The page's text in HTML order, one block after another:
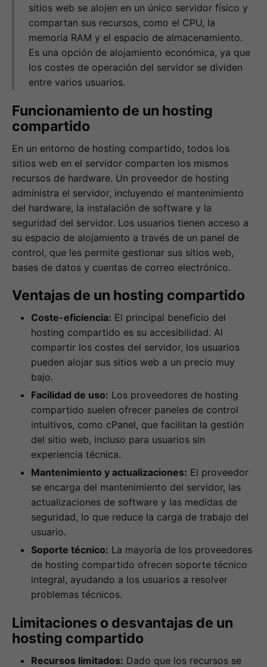
sitios web se alojen en un único servidor físico y
compartan sus recursos, como el CPU, la
memoria RAM y el espacio de almacenamiento.
Es una opción de alojamiento económica, ya que
los costes de operación del servidor se dividen
entre varios usuarios.
Funcionamiento de un hosting
compartido
En un entorno de hosting compartido, todos los
sitios web en el servidor comparten los mismos
recursos de hardware. Un proveedor de hosting
administra el servidor, incluyendo el mantenimiento
del hardware, la instalación de software y la
seguridad del servidor. Los usuarios tienen acceso a
su espacio de alojamiento a través de un panel de
control, que les permite gestionar sus sitios web,
bases de datos y cuentas de correo electrónico.
Ventajas de un hosting compartido
Coste-eficiencia: El principal beneficio del
hosting compartido es su accesibilidad. Al
compartir los costes del servidor, los usuarios
pueden alojar sus sitios web a un precio muy
bajo.
Facilidad de uso: Los proveedores de hosting
compartido suelen ofrecer paneles de control
intuitivos, como cPanel, que facilitan la gestión
del sitio web, incluso para usuarios sin
experiencia técnica.
Mantenimiento y actualizaciones: El proveedor
se encarga del mantenimiento del servidor, las
actualizaciones de software y las medidas de
seguridad, lo que reduce la carga de trabajo del
usuario.
Soporte técnico: La mayoría de los proveedores
de hosting compartido ofrecen soporte técnico
integral, ayudando a los usuarios a resolver
problemas técnicos.
Limitaciones o desvantajas de un
hosting compartido
Recursos limitados: Dado que los recursos se